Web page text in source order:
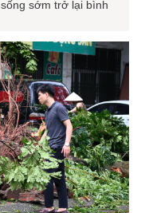
sớm trở lại bình